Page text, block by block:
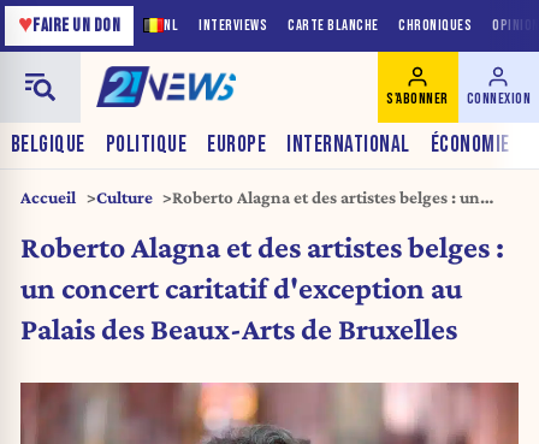
NL INTERVIEWS CARTE BLANCHE CHRONIQUES
♥FAIRE UN DON
BELGIQUE POLITIQUE EUROPE INTERNATIONAL ÉCONOMIE
S'ABONNER CONNEXION
Accueil Culture
Roberto Alagna et des artistes belges : un
Beaux-Arts de Bruxelles
Roberto Alagna et des artistes belges :
un concert caritatif d'exception au
Palais des Beaux-Arts de Bruxelles